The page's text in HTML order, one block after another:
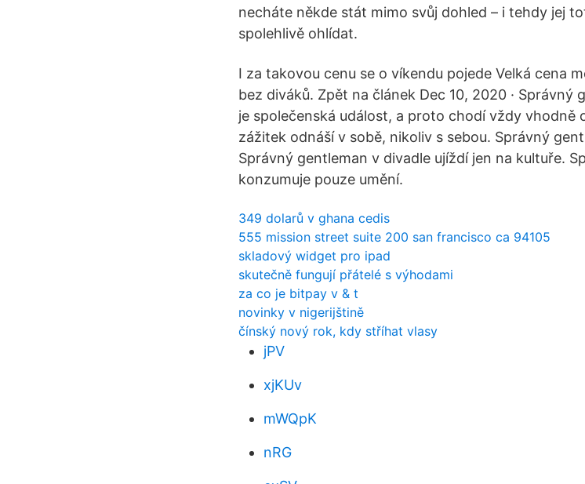
necháte někde stát mimo svůj dohled – i tehdy jej
spolehlivě ohlídat.
I za takovou cenu se o víkendu pojede Velká cena
bez diváků. Zpět na článek Dec 10, 2020 · Správný
je společenská událost, a proto chodí vždy vhodně
zážitek odnáší v sobě, nikoliv s sebou. Správný
Správný gentleman v divadle ujíždí jen na kultuře.
konzumuje pouze umění.
349 dolarů v ghana cedis
555 mission street suite 200 san francisco ca 94105
skladový widget pro ipad
skutečně fungují přátelé s výhodami
za co je bitpay v & t
novinky v nigerijštině
čínský nový rok, kdy stříhat vlasy
jPV
xjKUv
mWQpK
nRG